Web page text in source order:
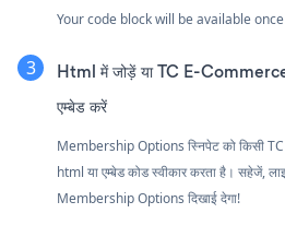
Your code block will be available
Html में जोड़ें या TC E-
एम्बेड करें
Membership Options स्निपेट को किसी
html या एम्बेड कोड स्वीकार करता है। सहेजें,
Membership Options दिखाई देगा!